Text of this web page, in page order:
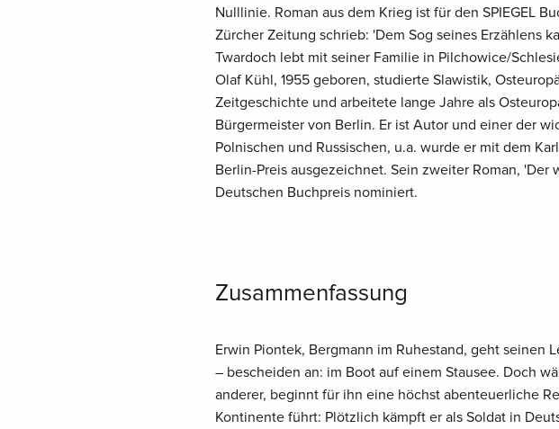
Nulllinie. Roman aus dem Krieg ist für den SPIEGEL
Zürcher Zeitung schrieb: 'Dem Sog seines Erzählens
Twardoch lebt mit seiner Familie in Pilchowice/
Olaf Kühl, 1955 geboren, studierte Slawistik,
Zeitgeschichte und arbeitete lange Jahre als
Bürgermeister von Berlin. Er ist Autor und einer der
Polnischen und Russischen, u.a. wurde er mit dem
Berlin-Preis ausgezeichnet. Sein zweiter Roman, 'Der
Deutschen Buchpreis nominiert.
Zusammenfassung
Erwin Piontek, Bergmann im Ruhestand, geht seinen
– bescheiden an: im Boot auf einem Stausee. Doch
anderer, beginnt für ihn eine höchst abenteuerliche
Kontinente führt: Plötzlich kämpft er als Soldat in